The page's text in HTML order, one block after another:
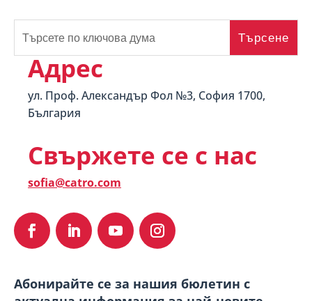
Адрес
ул. Проф. Александър Фол №3, София 1700,
България
Свържете се с нас
sofia@catro.com
Абонирайте се за нашия бюлетин с